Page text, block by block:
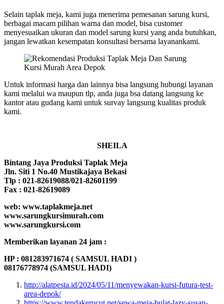
Selain taplak meja, kami juga menerima pemesanan sarung kursi,
berbagai macam pilihan warna dan model, bisa customer
menyesuaikan ukuran dan model sarung kursi yang anda butuhkan,
jangan lewatkan kesempatan konsultasi bersama layanankami.
Untuk informasi harga dan lainnya bisa langsung hubungi layanan
kami melalui wa maupun tlp, anda juga bsa datang langsung ke
kantor atau gudang kami untuk survay langsung kualitas produk
kami.
SHEILA
Bintang Jaya Produksi Taplak Meja
Jln. Siti 1 No.40 Mustikajaya Bekasi
Tlp : 021-82619088/021-82601199
Fax : 021-82619089
web: www.taplakmeja.net
www.sarungkursimurah.com
www.sarungkursi.com
Memberikan layanan 24 jam :
HP : 081283971674 ( SAMSUL HADI )
08176778974 (SAMSUL HADI)
http://alatpesta.id/2024/05/11/menyewakan-kursi-futura-test-
area-depok/